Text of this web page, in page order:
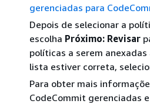
gerenciadas para
Depois de selecionar a
escolha Próximo: Revisar
políticas a serem anexadas
lista estiver correta,
Para obter mais
CodeCommit gerenciadas